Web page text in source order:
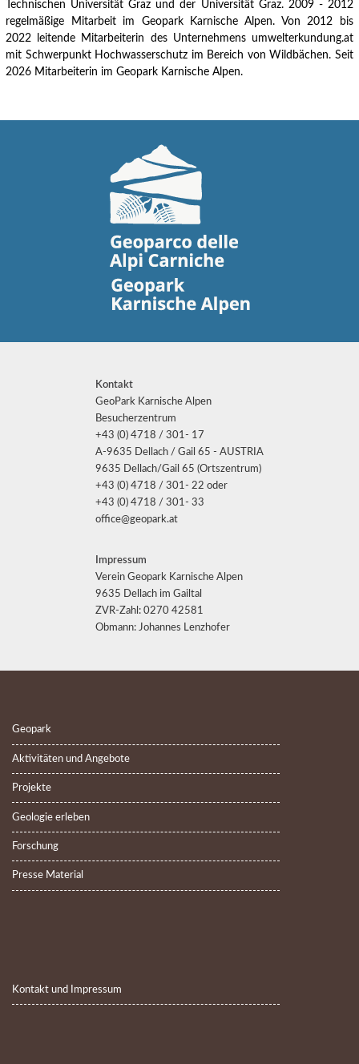
Technischen Universität Graz und der Universität Graz. 2009 - 2012
regelmäßige Mitarbeit im Geopark Karnische Alpen. Von 2012 bis
2022 leitende Mitarbeiterin des Unternehmens umwelterkundung.at
mit Schwerpunkt Hochwasserschutz im Bereich von Wildbächen. Seit
2026 Mitarbeiterin im Geopark Karnische Alpen.
Kontakt
GeoPark Karnische Alpen
Besucherzentrum
+43 (0) 4718 / 301- 17
A-9635 Dellach / Gail 65 - AUSTRIA
9635 Dellach/Gail 65 (Ortszentrum)
+43 (0) 4718 / 301- 22 oder
+43 (0) 4718 / 301- 33
office@geopark.at
Impressum
Verein Geopark Karnische Alpen
9635 Dellach im Gailtal
ZVR-Zahl: 0270 42581
Obmann: Johannes Lenzhofer
Geopark
Aktivitäten und Angebote
Projekte
Geologie erleben
Forschung
Presse Material
Kontakt und Impressum